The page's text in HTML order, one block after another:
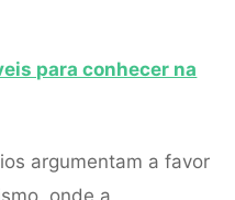
para conhecer na
argumentam a favor
onde a